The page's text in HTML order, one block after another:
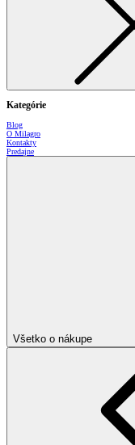
Kategórie
Blog
O Milagro
Kontakty
Predajne
Všetko o nákupe